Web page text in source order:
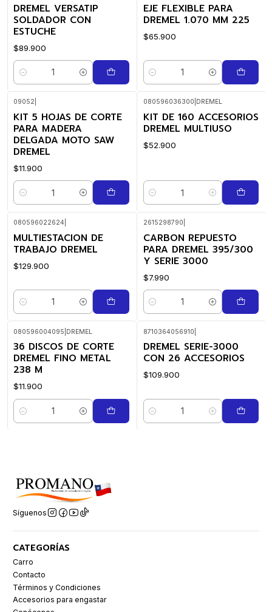
DREMEL VERSATIP
SOLDADOR CON
ESTUCHE
$89.900
Cantidad
EJE FLEXIBLE PARA
DREMEL 1.070 MM 225
$65.900
Cantidad
09052
KIT 5 HOJAS DE CORTE
PARA MADERA
DELGADA MOTO SAW
DREMEL
$11.900
Cantidad
080596036300 DREMEL
KIT DE 160 ACCESORIOS
DREMEL MULTIUSO
$52.900
Cantidad
080596022624
MULTIESTACION DE
TRABAJO DREMEL
$129.900
Cantidad
2615298790
CARBON REPUESTO
PARA DREMEL 395/300
Y SERIE 3000
$7.990
Cantidad
080596004095 DREMEL
36 DISCOS DE CORTE
DREMEL FINO METAL
238 M
$11.900
Cantidad
8710364056910
DREMEL SERIE-3000
CON 26 ACCESORIOS
$109.900
Cantidad
Síguenos
CATEGORÍAS
Carro
Contacto
Términos y Condiciones
Accesorios para engastar